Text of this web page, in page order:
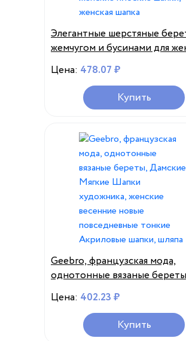
Элегантные шерстяные
жемчугом и бусинами для
теплые зимние шапки,
облегающие винтажные
кашемировые женские
шапки, женская шапка
Цена: 478.07 ₽
Купить
Geebro, французская мода,
однотонные вязаные
Дамские Мягкие Шапки
художника, женские весенние
новые повседневные тонкие
Акриловые шапки, шляпа
Цена: 402.23 ₽
Купить